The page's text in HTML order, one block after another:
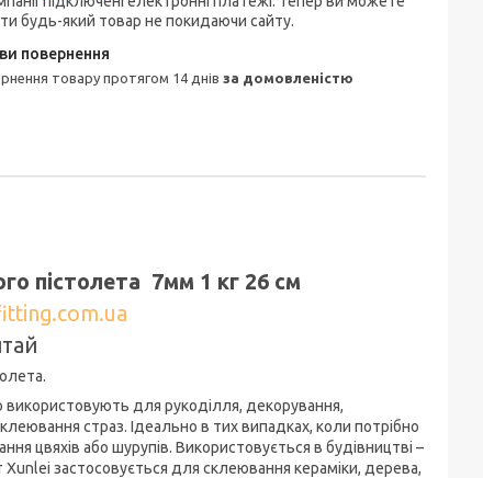
будь-який товар не покидаючи сайту.
товару протягом 14 днів за домовленістю
пістолета 7мм 1 кг 26 см
для рукоділля, декорування,
страз. Ідеально в тих випадках, коли потрібно
цвяхів або шурупів. Використовується в будівництві –
застосовується для склеювання кераміки, дерева,